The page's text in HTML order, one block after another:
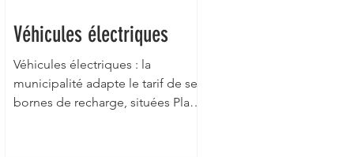
Véhicules électriques
Véhicules électriques : la
municipalité adapte le tarif de ses
bornes de recharge, situées Place